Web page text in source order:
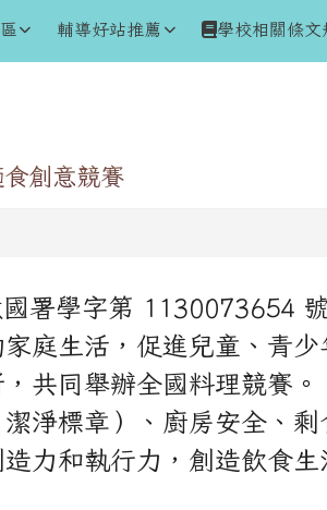
輔導好站推薦 學校相關條文
創意競賽
署學字第 1130073654 號
庭生活，促進兒童、青少
共同舉辦全國料理競賽
淨標章）、廚房安全、剩
力和執行力，創造飲食生